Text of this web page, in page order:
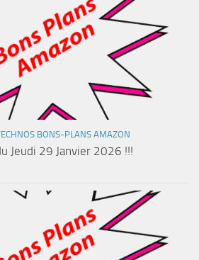
BONS-PLANS AMAZON
Jeudi 29 Janvier 2026 !!!